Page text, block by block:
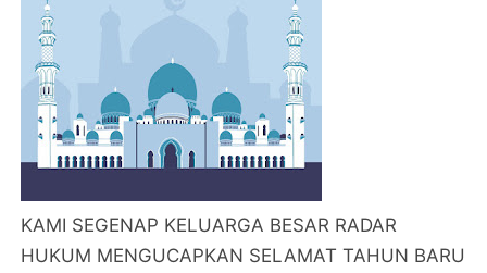
KAMI SEGENAP KELUARGA BESAR RADAR
HUKUM MENGUCAPKAN SELAMAT TAHUN BARU